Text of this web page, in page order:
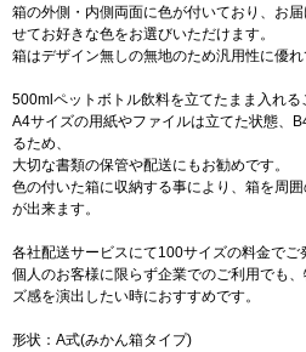
箱の外側・内側両面に色が付いており、お
せてお好きな色をお選びいただけます。
箱はデザイン無しの無地のため汎用性に優れ
500mlペットボトル飲料を立てたまま入れる
A4サイズの用紙やファイルは立てた状態、
るため、
大切な書類の保管や配送にもお勧めです。
色の付いた箱に収納する事により、箱を周
が出来ます。
各社配送サービスにて100サイズの料金でご
個人のお客様に限らず企業でのご利用でも
ズ感を演出したい時におすすめです。
形状：A式(みかん箱タイプ)